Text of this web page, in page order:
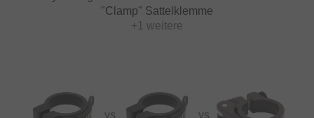
"Clamp" Sattelklemme
+1 weitere